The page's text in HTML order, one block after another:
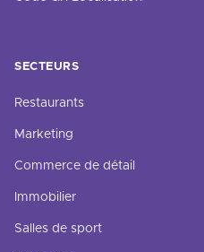
SECTEURS
Restaurants
Marketing
Commerce de détail
Immobilier
Salles de sport